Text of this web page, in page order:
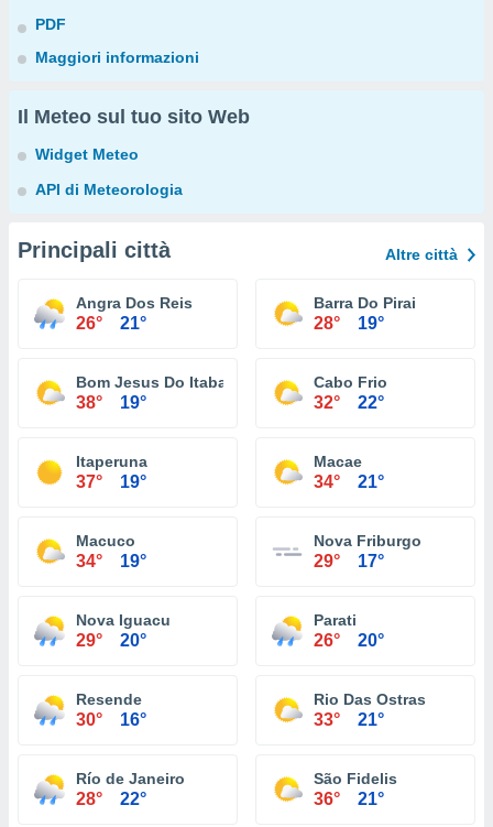
PDF
Maggiori informazioni
Il Meteo sul tuo sito Web
Widget Meteo
API di Meteorologia
Principali città Altre città
Angra Dos Reis
26° 21°
Barra Do Pirai
28° 19°
Bom Jesus Do Itabapoana
38° 19°
Cabo Frio
32° 22°
Itaperuna
37° 19°
Macae
34° 21°
Macuco
34° 19°
Nova Friburgo
29° 17°
Nova Iguacu
29° 20°
Parati
26° 20°
Resende
30° 16°
Rio Das Ostras
33° 21°
Río de Janeiro
28° 22°
São Fidelis
36° 21°